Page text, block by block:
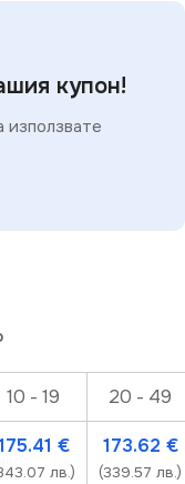
купон!
използвате
10 - 19 20 - 49
€
лв.)
173.62 €
(339.57 лв.)